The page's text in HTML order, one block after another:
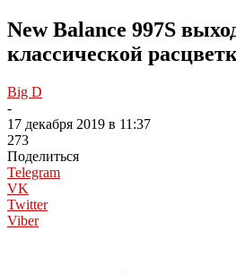
New Balance 997S
классической
Big D
-
17 декабря 2019 в 11:37
273
Поделиться
Telegram
VK
Twitter
Viber